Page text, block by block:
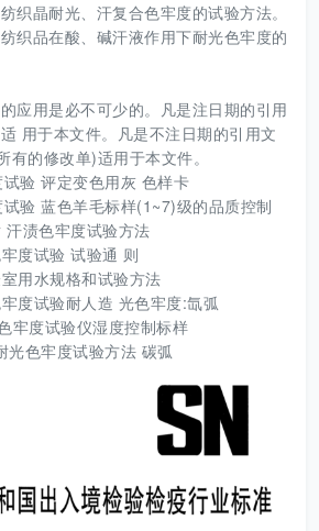
织晶耐光、汗复合色牢度的试验方法。
织品在酸、碱汗液作用下耐光色牢度的
应用是必不可少的。凡是注日期的引用
用于本文件。凡是不注日期的引用文
的修改单)适用于本文件。
验 评定变色用灰 色样卡
验 蓝色羊毛标样(1~7)级的品质控制
渍色牢度试验方法
度试验 试验通 则
用水规格和试验方法
度试验耐人造 光色牢度:氙弧
牢度试验仪湿度控制标样
色牢度试验方法 碳弧